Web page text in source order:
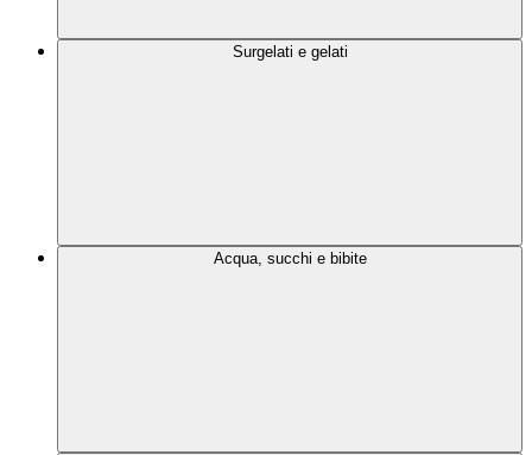
Surgelati e gelati
Acqua, succhi e bibite